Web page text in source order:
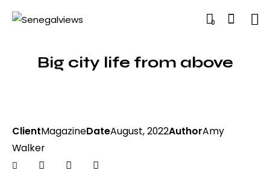
0
Big city life from above
ClientMagazineDateAugust, 2022AuthorAmy
Walker